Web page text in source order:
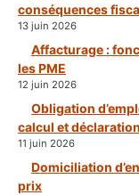
conséquences
13 juin 2026
Affacturage :
les PME
12 juin 2026
Obligation
calcul et déclaration
11 juin 2026
Domiciliation
prix